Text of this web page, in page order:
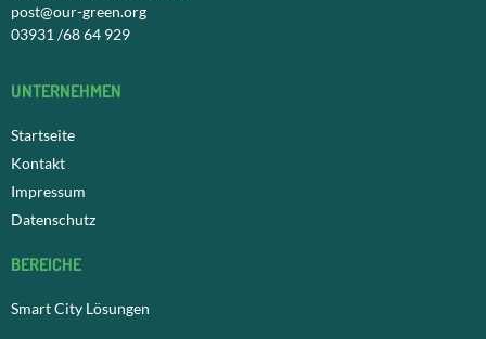
post@our-green.org
03931 /68 64 929
UNTERNEHMEN
Startseite
Kontakt
Impressum
Datenschutz
BEREICHE
Smart City Lösungen